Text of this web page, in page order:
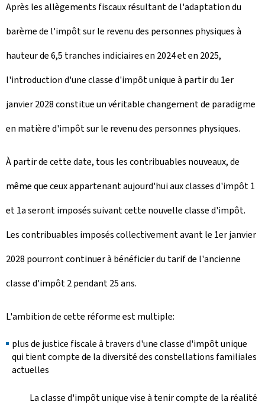
Après les allègements fiscaux résultant de l'adaptation du
barème de l'impôt sur le revenu des personnes physiques à
hauteur de 6,5 tranches indiciaires en 2024 et en 2025,
l'introduction d'une classe d'impôt unique à partir du 1er
janvier 2028 constitue un véritable changement de paradigme
en matière d'impôt sur le revenu des personnes physiques.
À partir de cette date, tous les contribuables nouveaux, de
même que ceux appartenant aujourd'hui aux classes d'impôt 1
et 1a seront imposés suivant cette nouvelle classe d'impôt.
Les contribuables imposés collectivement avant le 1er janvier
2028 pourront continuer à bénéficier du tarif de l'ancienne
classe d'impôt 2 pendant 25 ans.
L'ambition de cette réforme est multiple:
plus de justice fiscale à travers d'une classe d'impôt unique
qui tient compte de la diversité des constellations familiales
actuelles
La classe d'impôt unique vise à tenir compte de la réalité